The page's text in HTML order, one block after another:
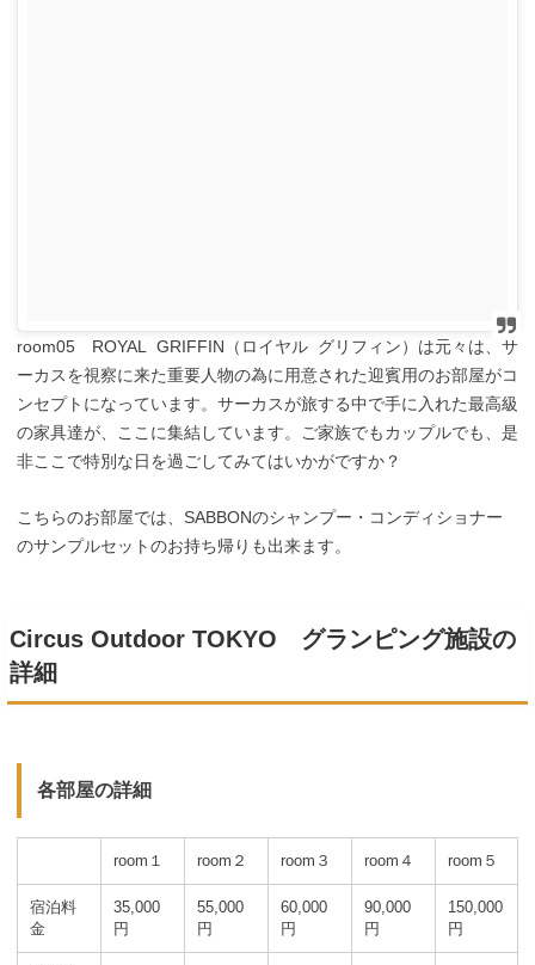
room05 ROYAL GRIFFIN（ロイヤル グリフィン）は元々は、サ
ーカスを視察に来た重要人物の為に用意された迎賓用のお部屋がコ
ンセプトになっています。サーカスが旅する中で手に入れた最高級
の家具達が、ここに集結しています。ご家族でもカップルでも、是
非ここで特別な日を過ごしてみてはいかがですか？
こちらのお部屋では、SABBONのシャンプー・コンディショナー
のサンプルセットのお持ち帰りも出来ます。
Circus Outdoor TOKYO グランピング施設の
詳細
各部屋の詳細
room１ room２ room３ room４ room５
宿泊料
金
35,000
円
55,000
円
60,000
円
90,000
円
150,000
円